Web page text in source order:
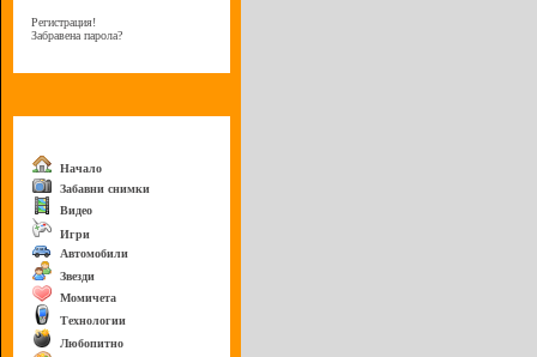
Регистрация!
Забравена парола?
Начало
Забавни снимки
Видео
Игри
Автомобили
Звезди
Момичета
Технологии
Любопитно